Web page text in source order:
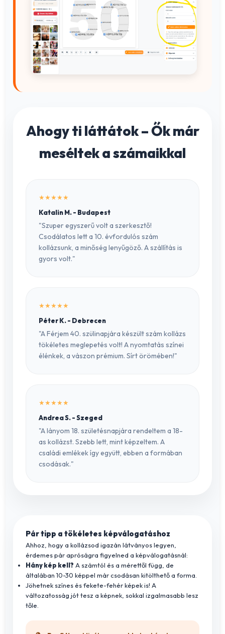
Ahogy ti láttátok – Ők már
meséltek a számaikkal
★★★★★
Katalin M. - Budapest
"Szuper egyszerű volt a szerkesztő!
Csodálatos lett a 10. évfordulós szám
kollázsunk, a minőség lenyűgöző. A szállítás is
gyors volt."
★★★★★
Péter K. - Debrecen
"A Férjem 40. szülinapjára készült szám kollázs
tökéletes meglepetés volt! A nyomtatás színei
élénkek, a vászon prémium. Sírt örömében!"
★★★★★
Andrea S. - Szeged
"A lányom 18. születésnapjára rendeltem a 18-
as kollázst. Szebb lett, mint képzeltem. A
családi emlékek így együtt, ebben a formában
csodásak."
Pár tipp a tökéletes képválogatáshoz
Ahhoz, hogy a kollázsod igazán látványos legyen,
érdemes pár apróságra figyelned a képválogatásnál:
Hány kép kell? A számtól és a mérettől függ, de
általában 10-30 képpel már csodásan kitölthető a forma.
Jöhetnek színes és fekete-fehér képek is! A
változatosság jót tesz a képnek, sokkal izgalmasabb lesz
tőle.